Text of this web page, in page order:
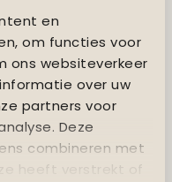
en
om functies voor
ons websiteverkeer
over uw
partners voor
Deze
combineren met
heeft verstrekt of
van een
de hoes je parasol
Dankzij de
op zijn plek, zelfs